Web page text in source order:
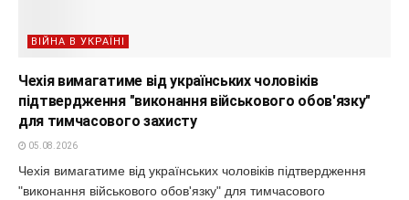
ВІЙНА В УКРАЇНІ
Чехія вимагатиме від українських чоловіків
підтвердження "виконання військового обов'язку"
для тимчасового захисту
05.08.2026
Чехія вимагатиме від українських чоловіків підтвердження
"виконання військового обов'язку" для тимчасового